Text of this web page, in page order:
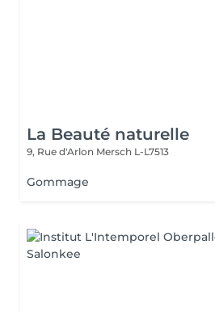
La Beauté naturelle
9, Rue d'Arlon Mersch L-L7513
Gommage